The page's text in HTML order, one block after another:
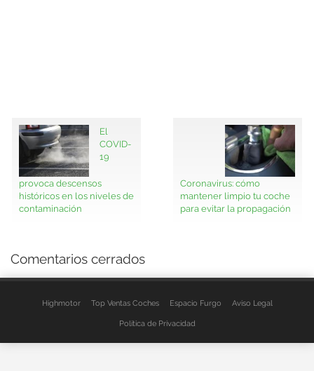
El
COVID-
19
provoca descensos
históricos en los niveles de
contaminación
Coronavirus: cómo
mantener limpio tu coche
para evitar la propagación
Comentarios cerrados
Highmotor Top Ventas Coches Espacio Furgo Aviso Legal
Política de Privacidad